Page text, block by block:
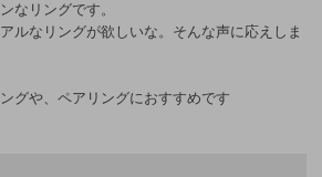
なリングです。
ルなリングが欲しいな。そんな声に応えしま
グや、ペアリングにおすすめです